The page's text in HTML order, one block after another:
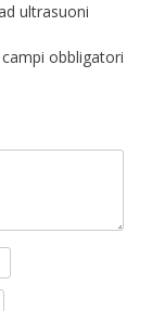
ultrasuoni
campi obbligatori